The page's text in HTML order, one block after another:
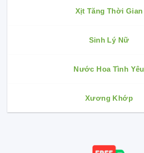
Xịt Tăng Thời Gian
Sinh Lý Nữ
Nước Hoa Tình Yêu
Xương Khớp